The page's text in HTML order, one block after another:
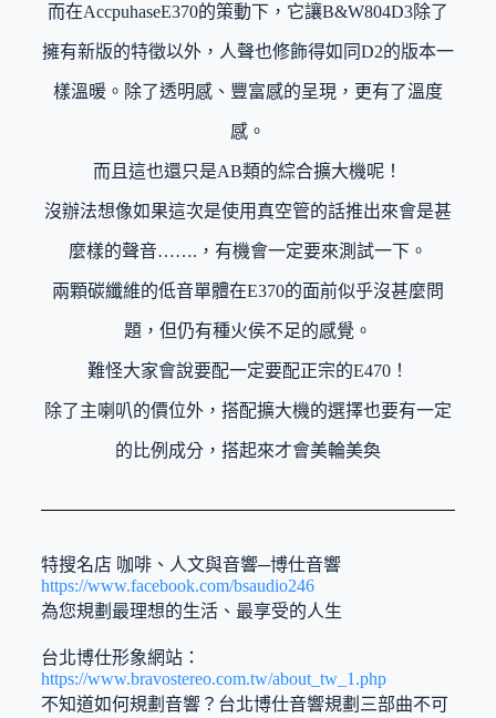
而在AccpuhaseE370的策動下，它讓B&W804D3除了
擁有新版的特徵以外，人聲也修飾得如同D2的版本一
樣溫暖。除了透明感、豐富感的呈現，更有了溫度
感。
而且這也還只是AB類的綜合擴大機呢！
沒辦法想像如果這次是使用真空管的話推出來會是甚
麼樣的聲音…….，有機會一定要來測試一下。
兩顆碳纖維的低音單體在E370的面前似乎沒甚麼問
題，但仍有種火侯不足的感覺。
難怪大家會說要配一定要配正宗的E470！
除了主喇叭的價位外，搭配擴大機的選擇也要有一定
的比例成分，搭起來才會美輪美奐
特搜名店 咖啡、人文與音響─博仕音響
https://www.facebook.com/bsaudio246
為您規劃最理想的生活、最享受的人生
台北博仕形象網站：
https://www.bravostereo.com.tw/about_tw_1.php
不知道如何規劃音響？台北博仕音響規劃三部曲不可